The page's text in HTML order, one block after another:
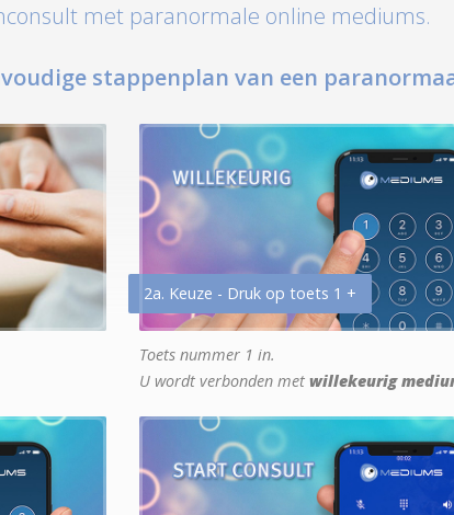
met paranormale online mediums.
stappenplan van een
2a. Keuze - Druk op toets 1 +
Toets nummer 1 in.
U wordt verbonden met willekeurig